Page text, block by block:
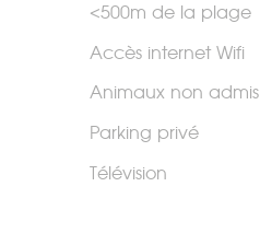
<500m de la plage
Accès internet Wifi
Animaux non admis
Parking privé
Télévision